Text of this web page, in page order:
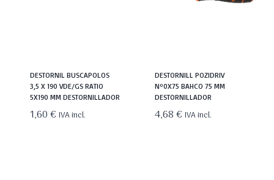
DESTORNIL BUSCAPOLOS
3,5 X 190 VDE/GS RATIO
5X190 MM DESTORNILLADOR
1,60€ IVA incl.
DESTORNILL POZIDRIV
Nº0X75 BAHCO 75 MM
DESTORNILLADOR
4,68€ IVA incl.